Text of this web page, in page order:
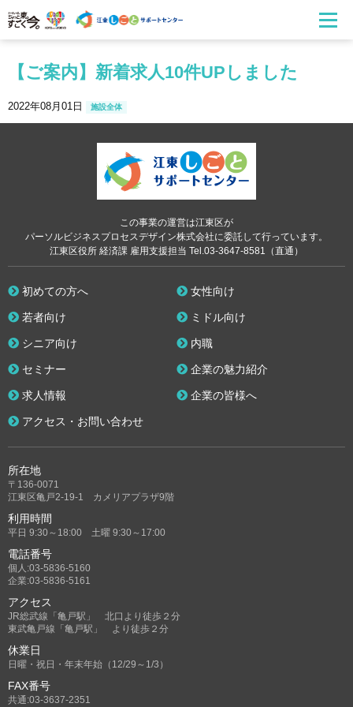
【ご案内】新着求人10件UPしました
2022年08月01日 施設全体
この事業の運営は江東区が
パーソルビジネスプロセスデザイン株式会社に委託して行っています。
江東区役所 経済課 雇用支援担当 Tel.03-3647-8581（直通）
所在地
〒136-0071
江東区亀戸2-19-1 カメリアプラザ9階
利用時間
平日 9:30～18:00 土曜 9:30～17:00
電話番号
個人:03-5836-5160
企業:03-5836-5161
アクセス
JR総武線「亀戸駅」 北口より徒歩２分
東武亀戸線「亀戸駅」 より徒歩２分
休業日
日曜・祝日・年末年始（12/29～1/3）
FAX番号
共通:03-3637-2351
初めての方へ 女性向け
若者向け ミドル向け
シニア向け 内職
セミナー 企業の魅力紹介
求人情報 企業の皆様へ
アクセス・お問い合わせ